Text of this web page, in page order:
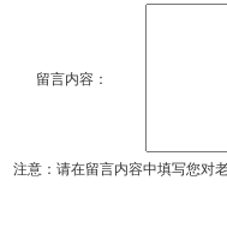
留言内容：
注意：请在留言内容中填写您对